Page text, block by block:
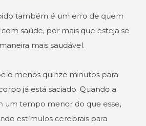
também é um erro de quem
saúde, por mais que esteja se
mais saudável.
menos quinze minutos para
já está saciado. Quando a
um tempo menor do que esse,
estímulos cerebrais para